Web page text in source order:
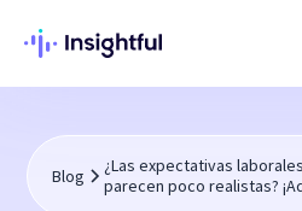
Blog
¿Las expectativas
parecen poco realistas?